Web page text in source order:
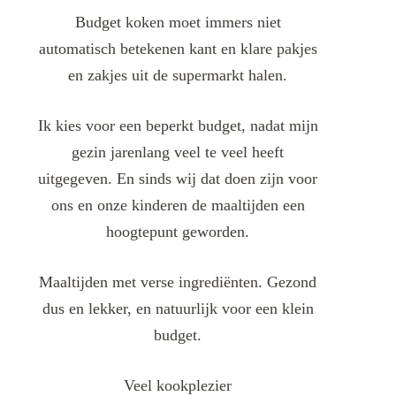
Budget koken moet immers niet
automatisch betekenen kant en klare pakjes
en zakjes uit de supermarkt halen.
Ik kies voor een beperkt budget, nadat mijn
gezin jarenlang veel te veel heeft
uitgegeven. En sinds wij dat doen zijn voor
ons en onze kinderen de maaltijden een
hoogtepunt geworden.
Maaltijden met verse ingrediënten. Gezond
dus en lekker, en natuurlijk voor een klein
budget.
Veel kookplezier